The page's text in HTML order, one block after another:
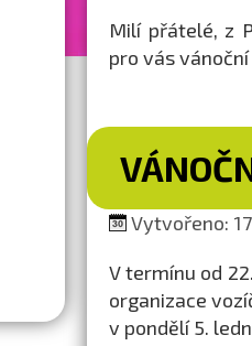
Milí přátelé, z
pro vás
Vytvořeno:
V termínu od
organizace
v pondělí 5.